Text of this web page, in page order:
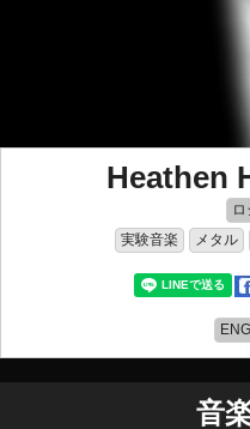
Heathen
実験音楽
メタル
音